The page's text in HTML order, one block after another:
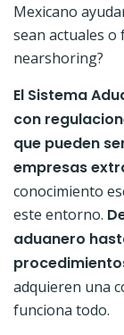
Mexicano
sean actuales o
nearshoring?
El Sistema
con
que pueden
empresas
conocimiento
este entorno.
aduanero
adquieren una
funciona todo.